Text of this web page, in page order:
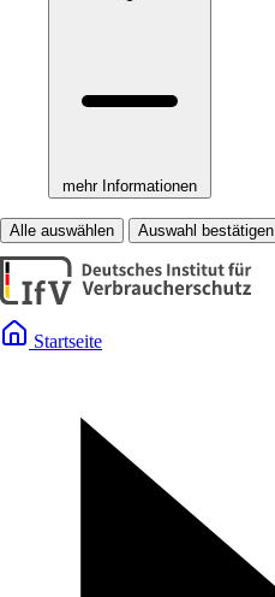
mehr Informationen
Alle auswählen Auswahl bestätigen
Startseite